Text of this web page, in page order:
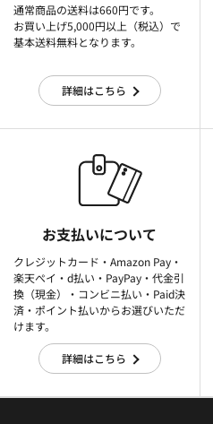
通常商品の送料は660円です。
お買い上げ5,000円以上（税込）で
基本送料無料となります。
詳細はこちら
お支払いについて
クレジットカード・Amazon Pay・
楽天ぺイ・d払い・PayPay・代金引
換（現金）・コンビニ払い・Paid決
済・ポイント払いからお選びいただ
けます。
詳細はこちら